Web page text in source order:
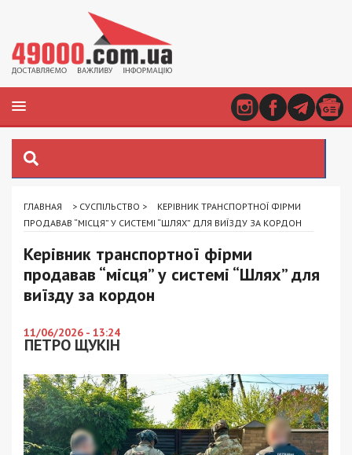
ГЛАВНАЯ > СУСПІЛЬСТВО >
КЕРІВНИК ТРАНСПОРТНОЇ ФІРМИ
ПРОДАВАВ “МІСЦЯ” У СИСТЕМІ “ШЛЯХ” ДЛЯ ВИЇЗДУ ЗА КОРДОН
Керівник транспортної фірми
продавав “місця” у системі “Шлях” для
виїзду за кордон
11/06/2026 - 13:24
ПЕТРО ЩУКІН